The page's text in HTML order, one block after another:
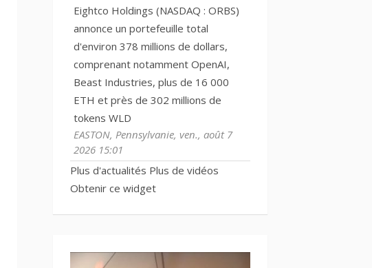
Eightco Holdings (NASDAQ : ORBS)
annonce un portefeuille total
d'environ 378 millions de dollars,
comprenant notamment OpenAI,
Beast Industries, plus de 16 000
ETH et près de 302 millions de
tokens WLD
EASTON, Pennsylvanie, ven., août 7
2026 15:01
Plus d'actualités Plus de vidéos
Obtenir ce widget